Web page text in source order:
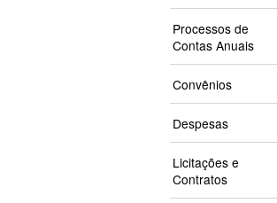
Processos de
Contas Anuais
Convênios
Despesas
Licitações e
Contratos